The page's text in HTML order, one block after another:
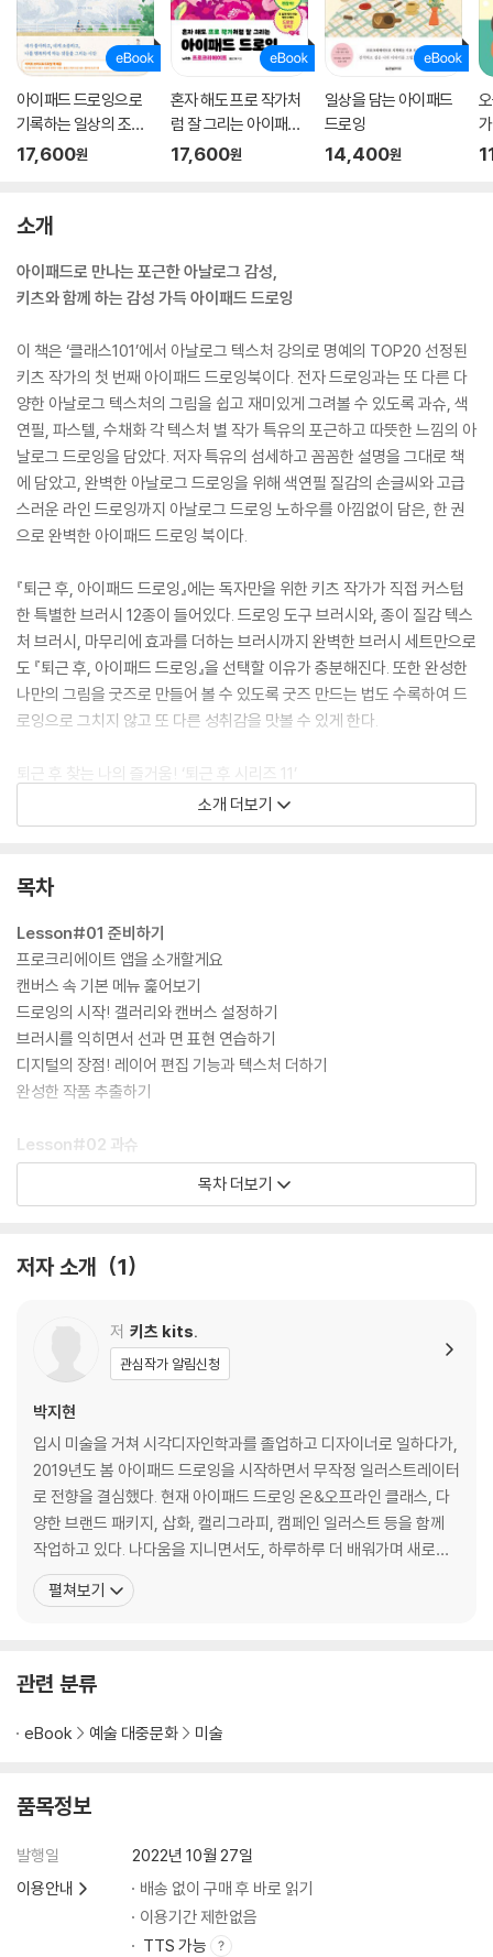
아이패드 드로잉으로
기록하는 일상의 조각
들
17,600원
혼자 해도 프로 작가처
럼 잘 그리는 아이패드
드로잉 with 프로크리
17,600원
일상을 담는 아이패드
드로잉
14,400원
가
소개
아이패드로 만나는 포근한 아날로그 감성,
키츠와 함께 하는 감성 가득 아이패드 드로잉
이 책은 ‘클래스101’에서 아날로그 텍스처 강의로 명예의 TOP20 선정된
키츠 작가의 첫 번째 아이패드 드로잉북이다. 전자 드로잉과는 또 다른 다
양한 아날로그 텍스처의 그림을 쉽고 재미있게 그려볼 수 있도록 과슈, 색
연필, 파스텔, 수채화 각 텍스처 별 작가 특유의 포근하고 따뜻한 느낌의 아
날로그 드로잉을 담았다. 저자 특유의 섬세하고 꼼꼼한 설명을 그대로 책
에 담았고, 완벽한 아날로그 드로잉을 위해 색연필 질감의 손글씨와 고급
스러운 라인 드로잉까지 아날로그 드로잉 노하우를 아낌없이 담은, 한 권
으로 완벽한 아이패드 드로잉 북이다.
『퇴근 후, 아이패드 드로잉』에는 독자만을 위한 키츠 작가가 직접 커스텀
한 특별한 브러시 12종이 들어있다. 드로잉 도구 브러시와, 종이 질감 텍스
처 브러시, 마무리에 효과를 더하는 브러시까지 완벽한 브러시 세트만으로
도 『퇴근 후, 아이패드 드로잉』을 선택할 이유가 충분해진다. 또한 완성한
나만의 그림을 굿즈로 만들어 볼 수 있도록 굿즈 만드는 법도 수록하여 드
로잉으로 그치지 않고 또 다른 성취감을 맛볼 수 있게 한다.
퇴근 후 찾는 나의 즐거움! ‘퇴근 후 시리즈 11’
* 『퇴근 후, 아이패드 드로잉』에서 사용된 커스텀 브러시 12종이 포함되어
있습니다.
소개 더보기
목차
Lesson#01 준비하기
프로크리에이트 앱을 소개할게요
캔버스 속 기본 메뉴 훑어보기
드로잉의 시작! 갤러리와 캔버스 설정하기
브러시를 익히면서 선과 면 표현 연습하기
디지털의 장점! 레이어 편집 기능과 텍스처 더하기
완성한 작품 추출하기
Lesson#02 과슈
싱그러운 계절 과일 스케치하기
Lesson#03 색연필
보랏빛 청초한 라벤더 그리기
동글동글 귀여운 선인장 그리기
탐스러운 튤립 그리기
분위기 있는 팜파스 그리기
우아한 매력의 극락조화 그리기
이국적인 매력의 몬스테라 그리기
색연필 질감 손글씨 연습해보기
입체감과 하이라이트 표현으로 완성도 높이기
핑크빛 구름 스케치하기
Lesson#05 수채화
풍경과 작은 인물들 스케치하기
색연필로 완성도 더하기
Lesson#06 라인드로잉
덜어냄의 매력, 라인드로잉
Lesson#07 스페셜드로잉
목차 더보기
저자 소개 1
저 키츠 kits.
관심작가 알림신청
박지현
입시 미술을 거쳐 시각디자인학과를 졸업하고 디자이너로 일하다가,
2019년도 봄 아이패드 드로잉을 시작하면서 무작정 일러스트레이터
로 전향을 결심했다. 현재 아이패드 드로잉 온&오프라인 클래스, 다
양한 브랜드 패키지, 삽화, 캘리그라피, 캠페인 일러스트 등을 함께
작업하고 있다. 나다움을 지니면서도, 하루하루 더 배워가며 새로이
깊어지는 그림 작가가 되고 싶다. 앞으로 나아가야 할 길이 아득하지
만, 조금이나마 먼저 고민한 사람으로서 다른 이들에게 조금은 가까
펼쳐보기
관련 분류
eBook 예술 대중문화 미술
품목정보
발행일
2022년 10월 27일
이용안내
배송 없이 구매 후 바로 읽기
이용기간 제한없음
TTS 가능